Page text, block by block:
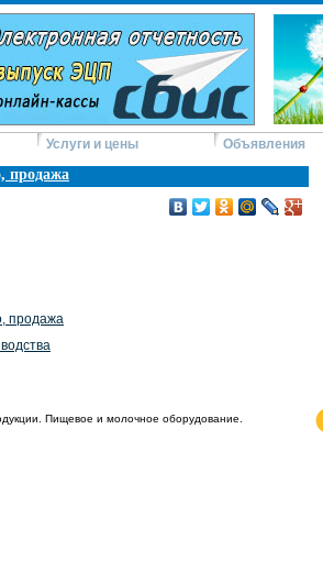
Услуги и цены Объявления
продажа
продажа
Пищевое и молочное оборудование.